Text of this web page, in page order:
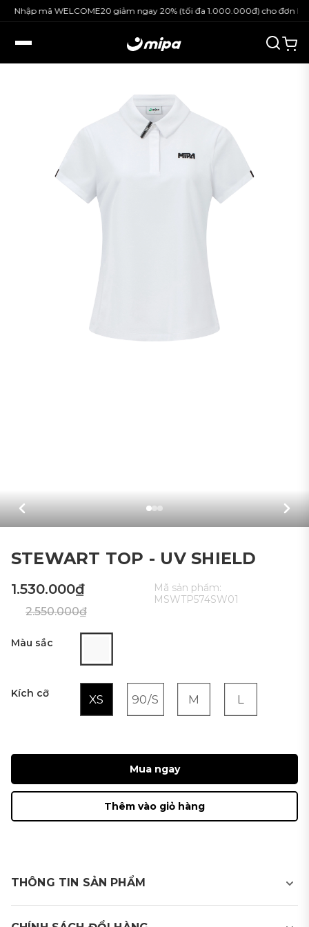
Nhập mã WELCOME20 giảm ngay 20% (tối đa 1.000.000đ) cho đơn
STEWART TOP - UV SHIELD
1.530.000₫
2.550.000₫
Mã sản phẩm:
MSWTP574SW01
Màu sắc
Kích cỡ XS 90/S M L
Mua ngay
Thêm vào giỏ hàng
THÔNG TIN SẢN PHẨM